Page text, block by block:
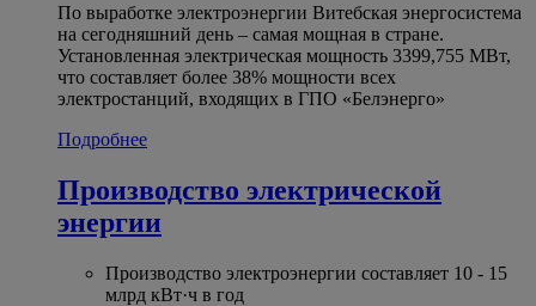
По выработке электроэнергии Витебская энергосистема
на сегодняшний день – самая мощная в стране.
Установленная электрическая мощность 3399,755 МВт,
что составляет более 38% мощности всех
электростанций, входящих в ГПО «Белэнерго»
Подробнее
Производство электрической
энергии
Производство электроэнергии составляет 10 - 15
млрд кВт·ч в год